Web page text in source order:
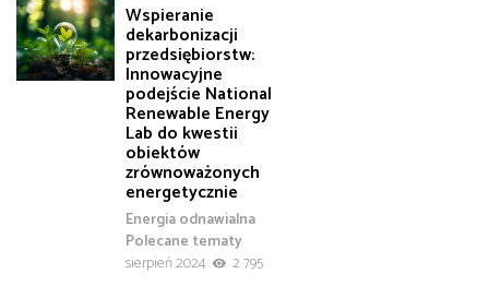
Wspieranie
dekarbonizacji
przedsiębiorstw:
Innowacyjne
podejście National
Renewable Energy
Lab do kwestii
obiektów
zrównoważonych
energetycznie
Energia odnawialna
Polecane tematy
sierpień 2024
2 795